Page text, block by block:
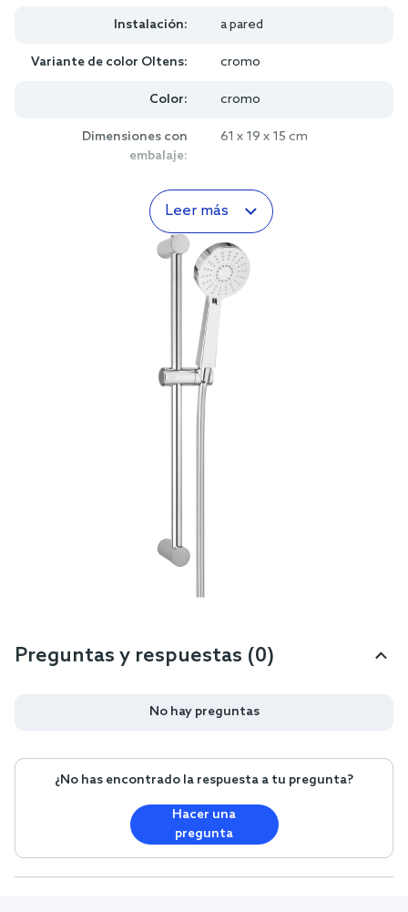
Instalación: a pared
Variante de color Oltens: cromo
Color: cromo
Dimensiones con
embalaje:
61 x 19 x 15 cm
Leer más
Preguntas y respuestas (0)
No hay preguntas
¿No has encontrado la respuesta a tu pregunta?
Hacer una
pregunta